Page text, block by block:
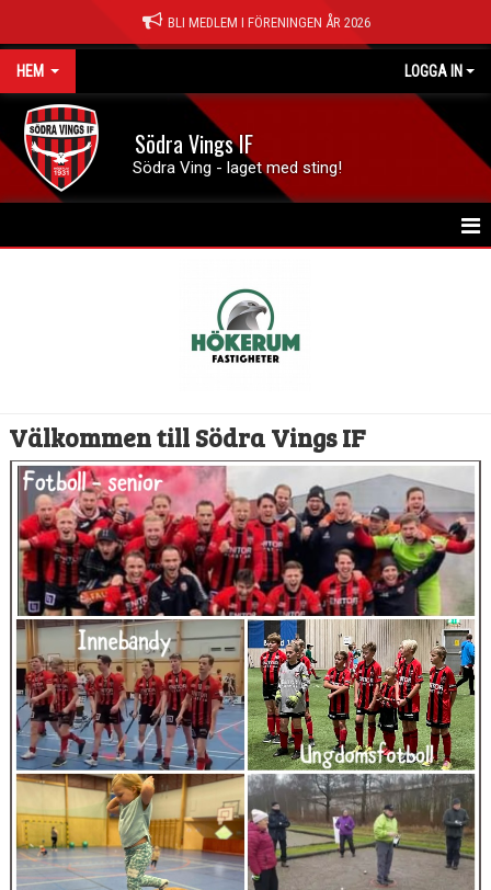
BLI MEDLEM I FÖRENINGEN ÅR 2026
HEM LOGGA IN
Södra Vings IF
Södra Ving - laget med sting!
KALENDER
MATCHER
MEDLEMSKAP
SVIF-BLADET/DOKUMENT
PUBLIKVÄRDAR
SPONSORER
Välkommen till Södra Vings IF